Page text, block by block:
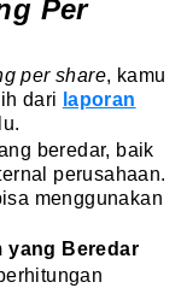
Per
per share, kamu
dari laporan
beredar, baik
perusahaan.
menggunakan
yang Beredar